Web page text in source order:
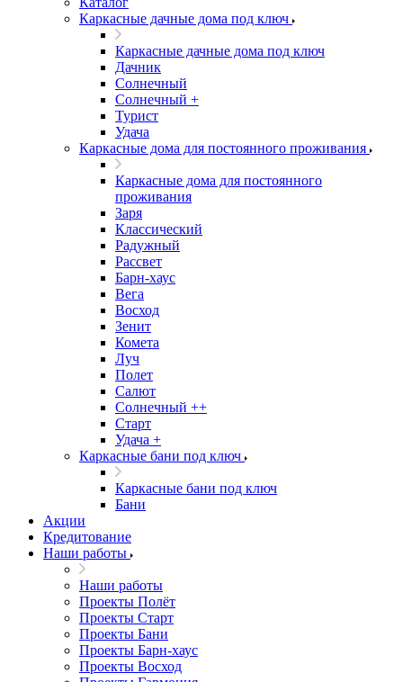
Каркасные дачные дома под ключ
Каркасные дачные дома под ключ
Дачник
Солнечный
Солнечный +
Турист
Удача
Каркасные дома для постоянного проживания
Каркасные дома для постоянного
проживания
Заря
Классический
Радужный
Рассвет
Барн-хаус
Вега
Восход
Зенит
Комета
Луч
Полет
Салют
Солнечный ++
Старт
Удача +
Каркасные бани под ключ
Каркасные бани под ключ
Бани
Акции
Кредитование
Наши работы
Наши работы
Проекты Полёт
Проекты Старт
Проекты Бани
Проекты Барн-хаус
Проекты Восход